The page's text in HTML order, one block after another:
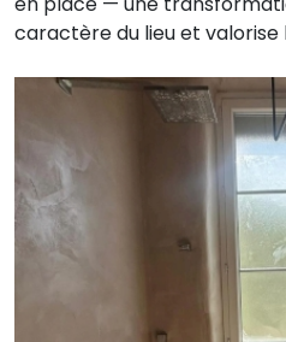
caractère du lieu et valorise